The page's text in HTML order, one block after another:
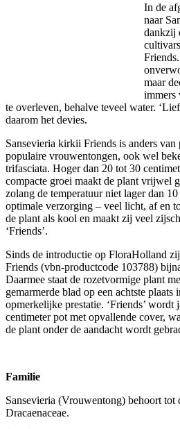
In de
naar
dankzij
maar
immers
te overleven, behalve teveel water.
daarom het devies.
Sansevieria kirkii Friends is anders
populaire vrouwentongen, ook wel
trifasciata. Hoger dan 20 tot 30
compacte groei maakt de plant vrijwel
zolang de temperatuur niet lager dan
optimale verzorging – veel licht, af en
de plant als kool en maakt zij veel
‘Friends’.
Sinds de introductie op FloraHolland
Friends (vbn-productcode 103788)
Daarmee staat de rozetvormige plant
gemarmerde blad op een achtste plaats
opmerkelijke prestatie. ‘Friends’ wordt
centimeter pot met opvallende cover,
de plant onder de aandacht wordt
Familie
Sansevieria (Vrouwentong) behoort tot
Dracaenaceae.